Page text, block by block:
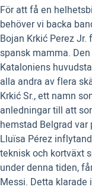
För att få en
behöver vi backa
Bojan Krkić Perez
spansk mamma.
Kataloniens
alla andra av flera
Krkić Sr., ett namn
anledningar till att
hemstad Belgrad
Lluïsa Pérez
teknisk och kortväxt
under denna tiden,
Messi. Detta klarade